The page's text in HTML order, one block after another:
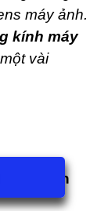
máy ảnh.
kính máy
vài
Nikon